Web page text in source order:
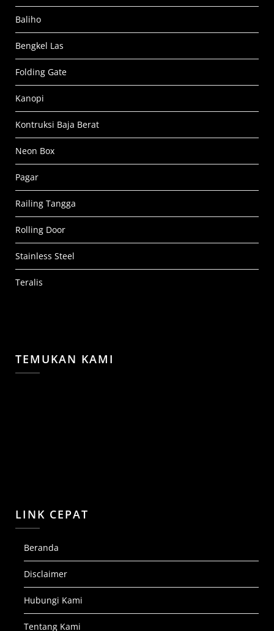
Baliho
Bengkel Las
Folding Gate
Kanopi
Kontruksi Baja Berat
Neon Box
Pagar
Railing Tangga
Rolling Door
Stainless Steel
Teralis
TEMUKAN KAMI
LINK CEPAT
Beranda
Disclaimer
Hubungi Kami
Tentang Kami